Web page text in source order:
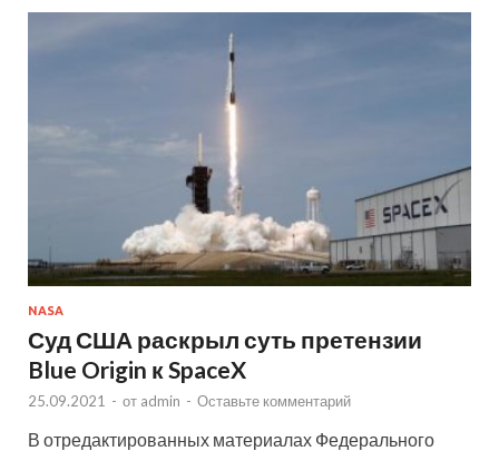
NASA
Суд США раскрыл суть претензии
Blue Origin к SpaceX
25.09.2021 - от admin - Оставьте комментарий
В отредактированных материалах Федерального